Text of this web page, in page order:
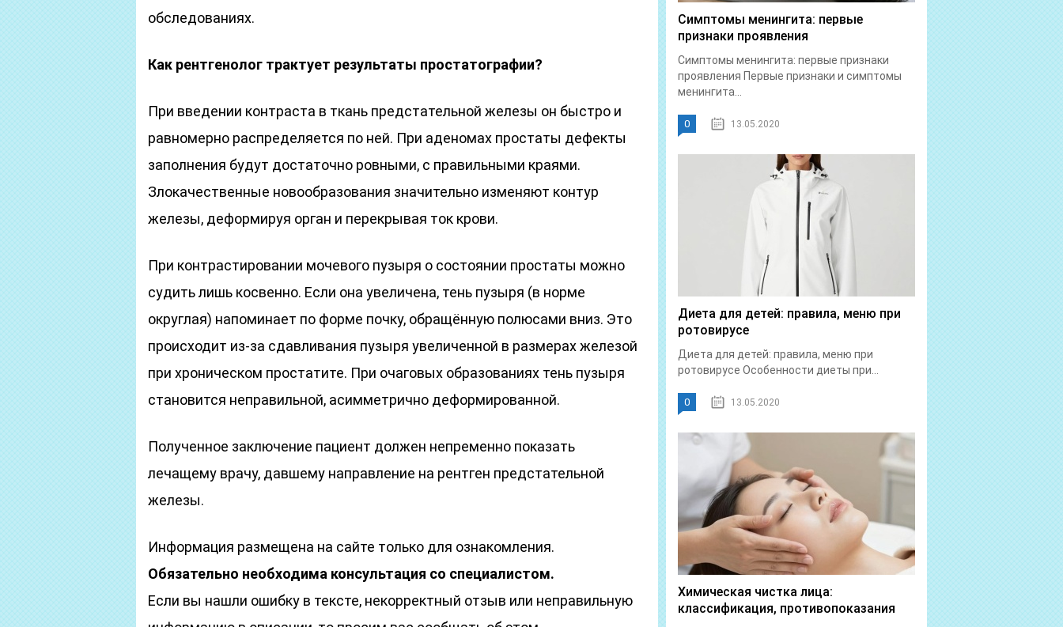
обследованиях.
Как рентгенолог трактует результаты простатографии?
При введении контраста в ткань предстательной железы он быстро и
равномерно распределяется по ней. При аденомах простаты дефекты
заполнения будут достаточно ровными, с правильными краями.
Злокачественные новообразования значительно изменяют контур
железы, деформируя орган и перекрывая ток крови.
При контрастировании мочевого пузыря о состоянии простаты можно
судить лишь косвенно. Если она увеличена, тень пузыря (в норме
округлая) напоминает по форме почку, обращённую полюсами вниз. Это
происходит из-за сдавливания пузыря увеличенной в размерах железой
при хроническом простатите. При очаговых образованиях тень пузыря
становится неправильной, асимметрично деформированной.
Полученное заключение пациент должен непременно показать
лечащему врачу, давшему направление на рентген предстательной
железы.
Информация размещена на сайте только для ознакомления.
Обязательно необходима консультация со специалистом.
Если вы нашли ошибку в тексте, некорректный отзыв или неправильную
Симптомы менингита: первые
признаки проявления
Симптомы менингита: первые признаки
проявления Первые признаки и симптомы
менингита...
0 13.05.2020
Диета для детей: правила, меню при
ротовирусе
Диета для детей: правила, меню при
ротовирусе Особенности диеты при...
0 13.05.2020
Химическая чистка лица:
классификация, противопоказания